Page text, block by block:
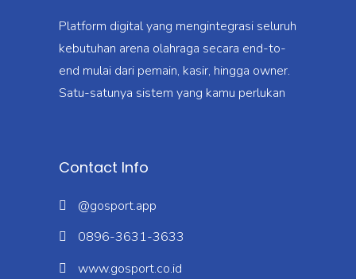
Platform digital yang mengintegrasi seluruh
kebutuhan arena olahraga secara end-to-
end mulai dari pemain, kasir, hingga owner.
Satu-satunya sistem yang kamu perlukan
Contact Info
@gosport.app
0896-3631-3633
www.gosport.co.id